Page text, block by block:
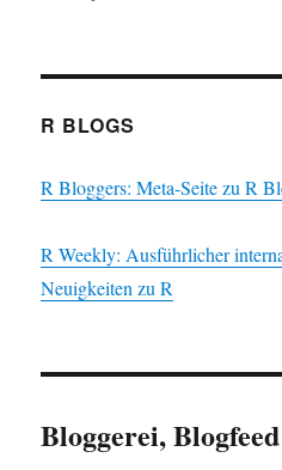
R BLOGS
R Bloggers: Meta-Seite zu R
R Weekly: Ausführlicher
Neuigkeiten zu R
Bloggerei, Blogfeed